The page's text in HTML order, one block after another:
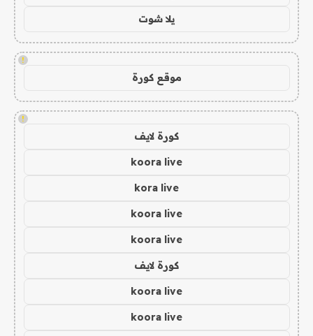
يلا شوت
!
موقع كورة
!
كورة لايف
koora live
kora live
koora live
koora live
كورة لايف
koora live
koora live